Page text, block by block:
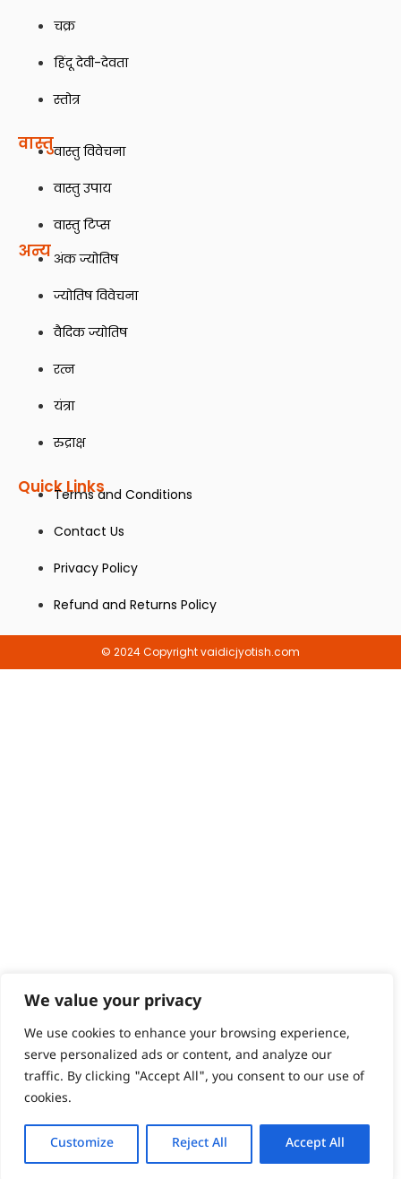
We value your privacy
We use cookies to enhance your browsing experience,
serve personalized ads or content, and analyze our
traffic. By clicking "Accept All", you consent to our use of
cookies.
Customize Reject All Accept All
चक्र
हिंदू देवी-देवता
स्तोत्र
वास्तुवास्तु विवेचना
वास्तु उपाय
वास्तु टिप्स
अन्य अंक ज्योतिष
ज्योतिष विवेचना
वैदिक ज्योतिष
रत्न
यंत्रा
रुद्राक्ष
Quick Links
Terms and Conditions
Contact Us
Privacy Policy
Refund and Returns Policy
© 2024 Copyright vaidicjyotish.com